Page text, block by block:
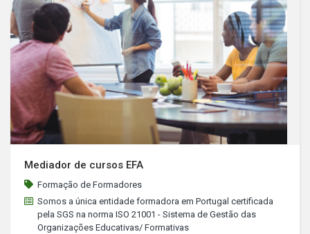
Mediador de cursos EFA
Formação de Formadores
Somos a única entidade formadora em Portugal certificada
pela SGS na norma ISO 21001 - Sistema de Gestão das
Organizações Educativas/ Formativas